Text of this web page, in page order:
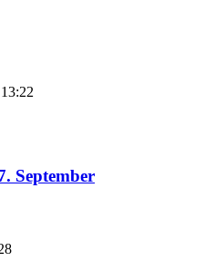
September